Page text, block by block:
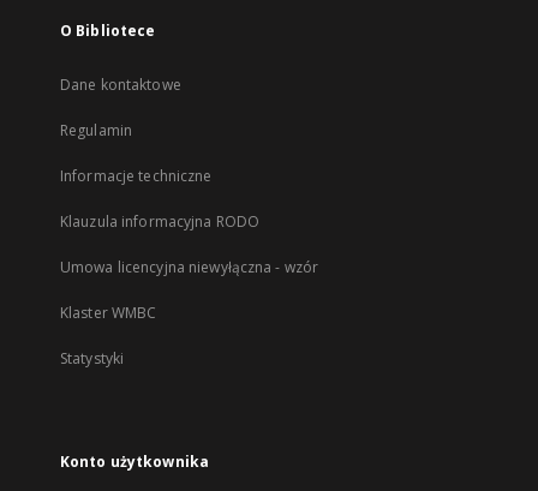
O Bibliotece
Dane kontaktowe
Regulamin
Informacje techniczne
Klauzula informacyjna RODO
Umowa licencyjna niewyłączna - wzór
Klaster WMBC
Statystyki
Konto użytkownika